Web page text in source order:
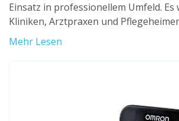
Einsatz in professionellem Umfeld.
Kliniken, Arztpraxen und
Mehr Lesen